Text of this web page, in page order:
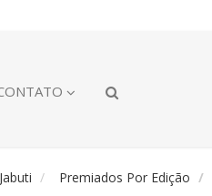
Premiados Por Edição